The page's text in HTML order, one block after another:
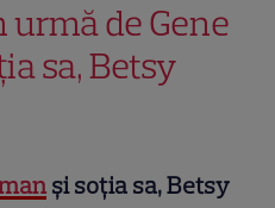
de Gene
sa, Betsy
și soția sa, Betsy